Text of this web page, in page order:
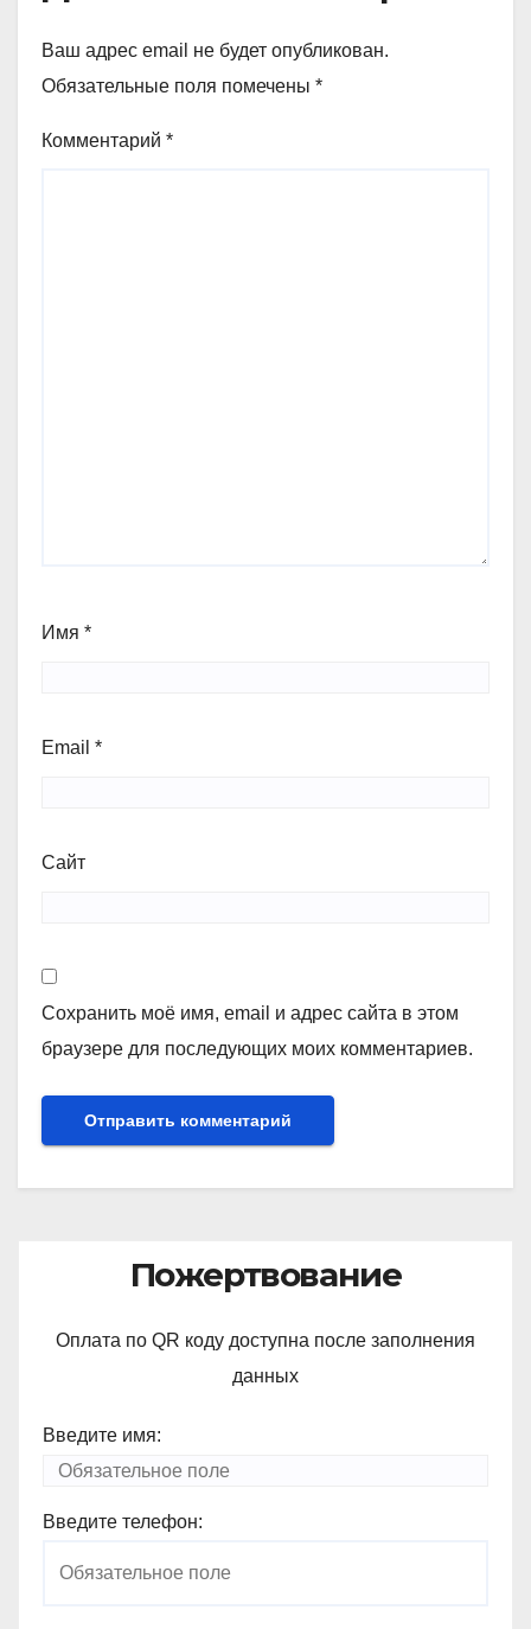
Ваш адрес email не будет опубликован.
Обязательные поля помечены *
Комментарий *
Имя *
Email *
Сайт
Сохранить моё имя, email и адрес сайта в этом
браузере для последующих моих комментариев.
Пожертвование
Оплата по QR коду доступна после заполнения
данных
Введите имя:
Введите телефон: